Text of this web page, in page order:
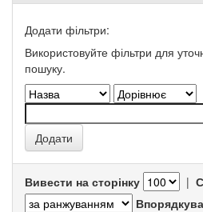
Додати фільтри:
Використовуйте фільтри для
пошуку.
Вивести на сторінку |